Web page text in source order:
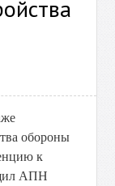
обороны
к
АПН